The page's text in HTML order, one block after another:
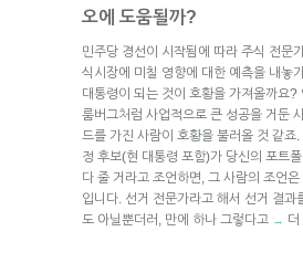
오에 도움될까?
민주당 경선이 시작됨에 따라 주식 전문
식시장에 미칠 영향에 대한 예측을 내놓
대통령이 되는 것이 호황을 가져올까요?
룸버그처럼 사업적으로 큰 성공을 거둔
드를 가진 사람이 호황을 불러올 것 같죠
정 후보(현 대통령 포함)가 당신의 포트
다 줄 거라고 조언하면, 그 사람의 조언
입니다. 선거 전문가라고 해서 선거 결과
도 아닐뿐더러, 만에 하나 그렇다고 → 더